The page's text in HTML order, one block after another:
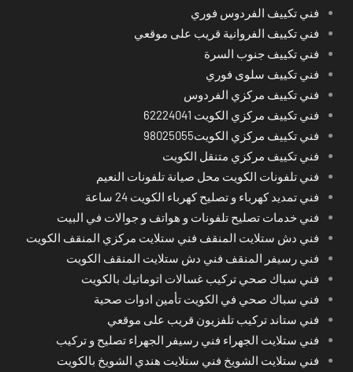
فني تكييف الفردوس فوري
فني تكييف الفروانية قريب على موقعي
فني تكييف جنوب السرة
فني تكييف سلوى فوري
فني تكييف مركزي الفردوس
فني تكييف مركزي الكويت 62224041
فني تكييف مركزي الكويت98025055
فني تكييف مركزي متنقل الكويت
فني تلفونات الكويت محل صيانة تلفونات النعيم
فني تمديد كهرباء و تصليح كهرباء الكويت 24 ساعة
فني خدمات تصليح تلفونات و هواتف و جوالات في البيت
فني دش ستلايت المنقف فني ستلايت مركزي المنقف الكويت
فني رسيفر المنقف فني دش ستلايت المنقف الكويت
فني سباك صحي تركيب غسالات اتوماتيك بالكويت
فني سباك صحي في الكويت تأمين ادوات صحية
فني ستاند تركيب تلفزيون قريب على موقعي
فني ستلايت الجهراء فني رسيفر الجهراء تصليح و تركيب
فني ستلايت الشويخ فني ستلايت هندي الشويخ بالكويت